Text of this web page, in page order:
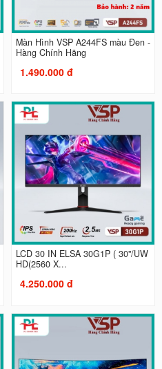
Màn Hình VSP A244FS màu Đen -
Hàng Chính Hãng
1.490.000 đ
LCD 30 IN ELSA 30G1P ( 30"/UW
HD(2560 X...
4.250.000 đ